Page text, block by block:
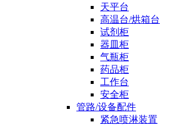
天平台
高温台/烘箱台
试剂柜
器皿柜
气瓶柜
药品柜
工作台
安全柜
管路/设备配件
紧急喷淋装置